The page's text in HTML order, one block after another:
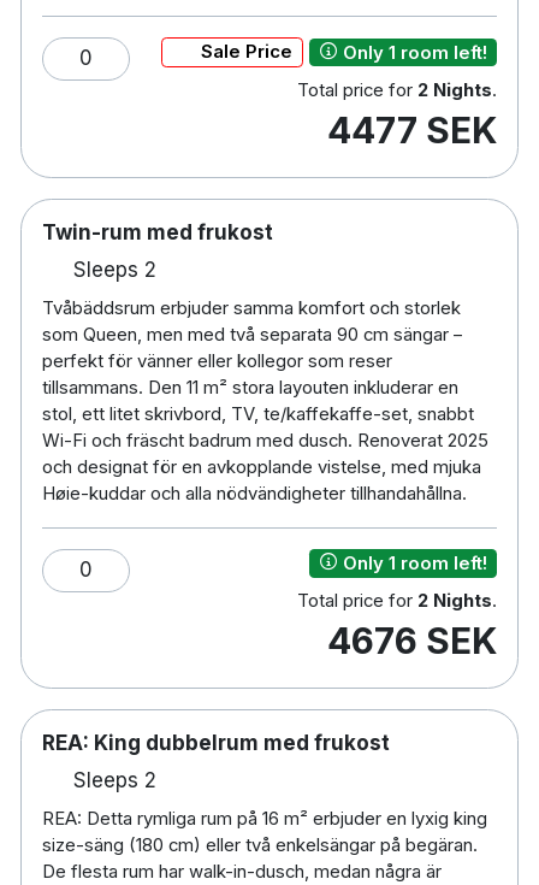
🐾 Husdjur är tillåtna mot en avgift
♿ Handikapprum finns tillgängliga
🅿️ Förhandsbokning av parkeringsplats eller gratis
🚶‍♂️3 minuters promenad till Lillehammer station
🚗 2 timmars bilfärd till Oslo Gardermoen flygplats
Hotel Breiseth är Miljöfyrtorn certifierat
0 Sale Price
Only 1 room left!
Total price for 2 Nights.
4477 SEK
Twin-rum med frukost
Sleeps 2
Tvåbäddsrum erbjuder samma komfort och storlek
som Queen, men med två separata 90 cm sängar –
perfekt för vänner eller kollegor som reser
tillsammans. Den 11 m² stora layouten inkluderar en
stol, ett litet skrivbord, TV, te/kaffekaffe-set, snabbt
Wi-Fi och fräscht badrum med dusch. Renoverat 2025
och designat för en avkopplande vistelse, med mjuka
Høie-kuddar och alla nödvändigheter tillhandahållna.
0
Only 1 room left!
Total price for 2 Nights.
4676 SEK
REA: King dubbelrum med frukost
Sleeps 2
REA: Detta rymliga rum på 16 m² erbjuder en lyxig king
size-säng (180 cm) eller två enkelsängar på begäran.
De flesta rum har walk-in-dusch, medan några är